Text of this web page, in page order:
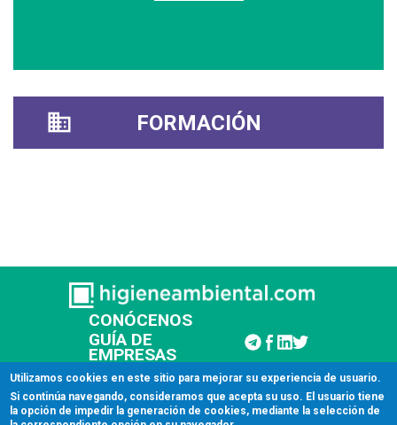
FORMACIÓN
CONÓCENOS
GUÍA DE
EMPRESAS
CONTACTAR
© 2026 Higiene Ambiental
Utilizamos cookies en este sitio para mejorar su experiencia de usuario.
Si continúa navegando, consideramos que acepta su uso. El usuario tiene
la opción de impedir la generación de cookies, mediante la selección de